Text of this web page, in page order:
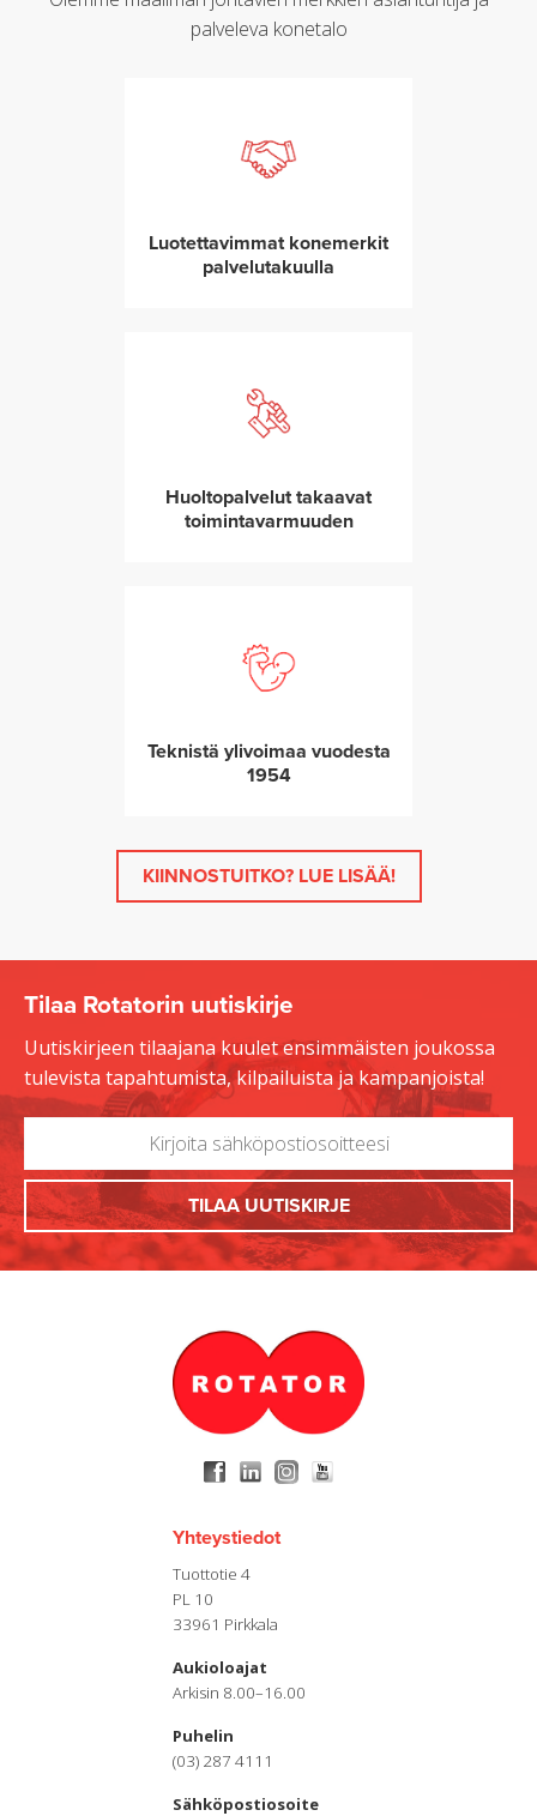
palveleva konetalo
Luotettavimmat konemerkit
palvelutakuulla
Huoltopalvelut takaavat
toimintavarmuuden
Teknistä ylivoimaa vuodesta
1954
KIINNOSTUITKO? LUE LISÄÄ!
Tilaa Rotatorin uutiskirje
Uutiskirjeen tilaajana kuulet ensimmäisten joukossa
tulevista tapahtumista, kilpailuista ja kampanjoista!
Yhteystiedot
Tuottotie 4
PL 10
33961 Pirkkala
Aukioloajat
Arkisin 8.00–16.00
Puhelin
(03) 287 4111
Sähköpostiosoite